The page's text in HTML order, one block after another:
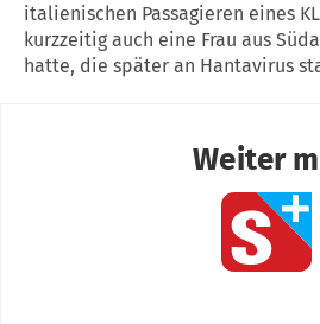
italienischen Passagieren eines
kurzzeitig auch eine Frau aus
hatte, die später an Hantavirus